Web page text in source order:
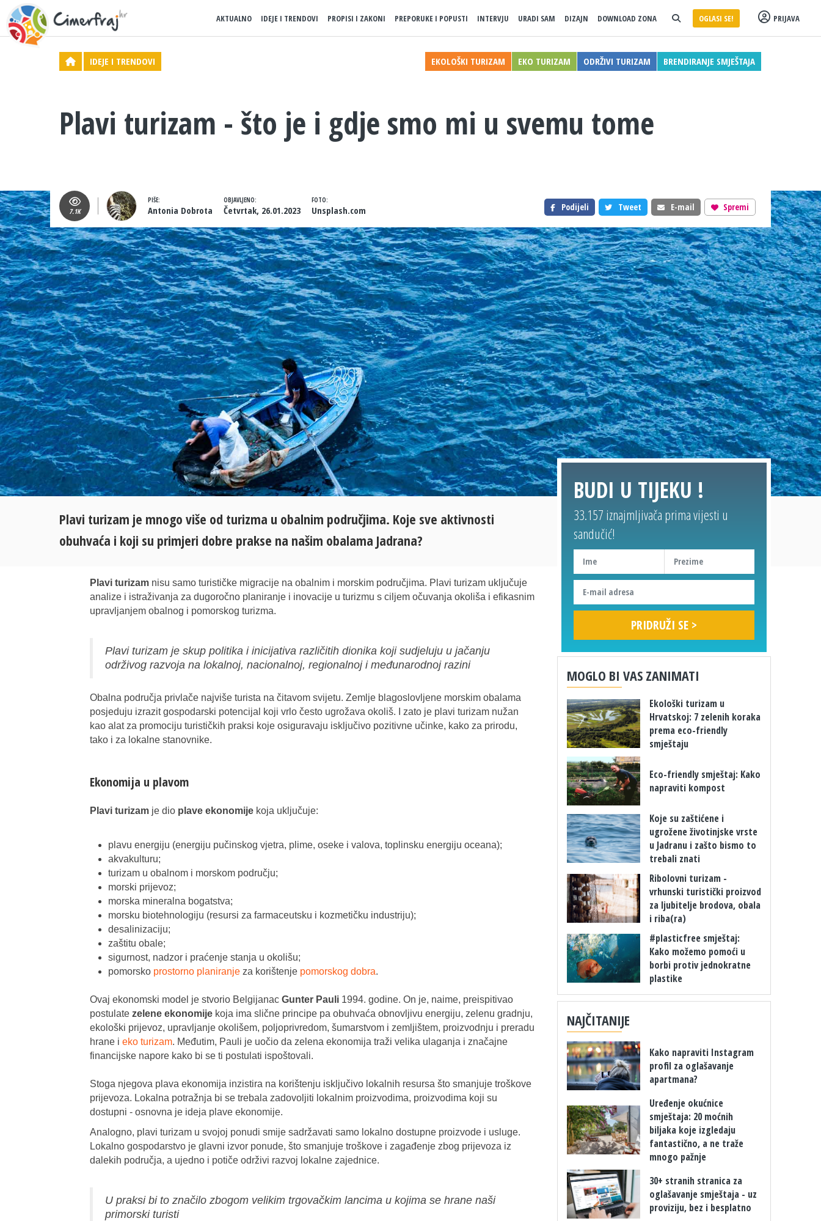
AKTUALNO IDEJE I TRENDOVI PROPISI I ZAKONI PREPORUKE I POPUSTI INTERVJU URADI SAM DIZAJN DOWNLOAD ZONA OGLASI SE! PRIJAVA
IDEJE I TRENDOVI EKOLOŠKI TURIZAM EKO TURIZAM ODRŽIVI TURIZAM BRENDIRANJE SMJEŠTAJA
Plavi turizam - što je i gdje smo mi u svemu tome
7.1K
PIŠE:
Antonia Dobrota
OBJAVLJENO:
Četvrtak, 26.01.2023
FOTO:
Unsplash.com Spremi
E-mail
Tweet
Podijeli
Plavi turizam je mnogo više od turizma u obalnim područjima. Koje sve aktivnosti
obuhvaća i koji su primjeri dobre prakse na našim obalama Jadrana?
Plavi turizam nisu samo turističke migracije na obalnim i morskim područjima. Plavi turizam uključuje
analize i istraživanja za dugoročno planiranje i inovacije u turizmu s ciljem očuvanja okoliša i efikasnim
upravljanjem obalnog i pomorskog turizma.
Plavi turizam je skup politika i inicijativa različitih dionika koji sudjeluju u jačanju
održivog razvoja na lokalnoj, nacionalnoj, regionalnoj i međunarodnoj razini
Obalna područja privlače najviše turista na čitavom svijetu. Zemlje blagoslovljene morskim obalama
posjeduju izrazit gospodarski potencijal koji vrlo često ugrožava okoliš. I zato je plavi turizam nužan
kao alat za promociju turističkih praksi koje osiguravaju isključivo pozitivne učinke, kako za prirodu,
tako i za lokalne stanovnike.
Ekonomija u plavom
Plavi turizam je dio plave ekonomije koja uključuje:
plavu energiju (energiju pučinskog vjetra, plime, oseke i valova, toplinsku energiju oceana);
akvakulturu;
turizam u obalnom i morskom području;
morski prijevoz;
morska mineralna bogatstva;
morsku biotehnologiju (resursi za farmaceutsku i kozmetičku industriju);
desalinizaciju;
zaštitu obale;
sigurnost, nadzor i praćenje stanja u okolišu;
pomorsko prostorno planiranje za korištenje pomorskog dobra.
Ovaj ekonomski model je stvorio Belgijanac Gunter Pauli 1994. godine. On je, naime, preispitivao
postulate zelene ekonomije koja ima slične principe pa obuhvaća obnovljivu energiju, zelenu gradnju,
ekološki prijevoz, upravljanje okolišem, poljoprivredom, šumarstvom i zemljištem, proizvodnju i preradu
hrane i eko turizam. Međutim, Pauli je uočio da zelena ekonomija traži velika ulaganja i značajne
financijske napore kako bi se ti postulati ispoštovali.
Stoga njegova plava ekonomija inzistira na korištenju isključivo lokalnih resursa što smanjuje troškove
prijevoza. Lokalna potražnja bi se trebala zadovoljiti lokalnim proizvodima, proizvodima koji su
dostupni - osnovna je ideja plave ekonomije.
Analogno, plavi turizam u svojoj ponudi smije sadržavati samo lokalno dostupne proizvode i usluge.
Lokalno gospodarstvo je glavni izvor ponude, što smanjuje troškove i zagađenje zbog prijevoza iz
dalekih područja, a ujedno i potiče održivi razvoj lokalne zajednice.
U praksi bi to značilo zbogom velikim trgovačkim lancima u kojima se hrane naši
primorski turisti
BUDI U TIJEKU !
33.157 iznajmljivača prima vijesti u
sandučić!
MOGLO BI VAS ZANIMATI
Ekološki turizam u
Hrvatskoj: 7 zelenih koraka
prema eco-friendly
smještaju
​Eco-friendly smještaj: Kako
napraviti kompost
Koje su zaštićene i
ugrožene životinjske vrste
u Jadranu i zašto bismo to
trebali znati
Ribolovni turizam -
vrhunski turistički proizvod
za ljubitelje brodova, obala
i riba(ra)
#plasticfree smještaj:
Kako možemo pomoći u
borbi protiv jednokratne
plastike
NAJČITANIJE
Kako napraviti Instagram
profil za oglašavanje
apartmana?
Uređenje okućnice
smještaja: 20 moćnih
biljaka koje izgledaju
fantastično, a ne traže
mnogo pažnje
30+ stranih stranica za
oglašavanje smještaja - uz
proviziju, bez i besplatno